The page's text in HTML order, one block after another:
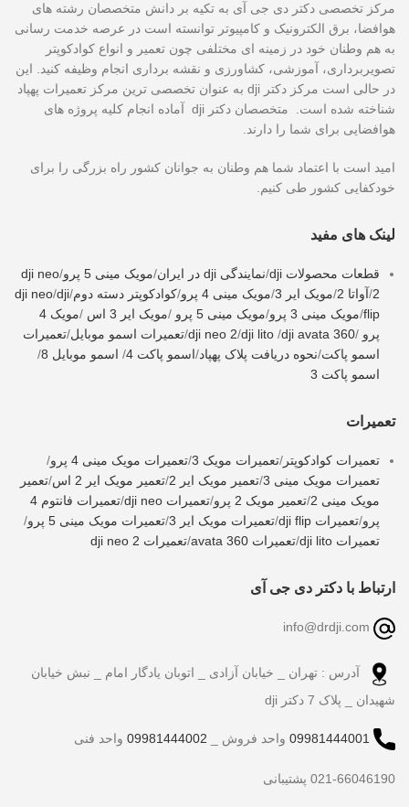
مرکز تخصصی دکتر دی جی آی به تکیه بر دانش متخصصان رشته های
هوافضا، برق الکترونیک و کامپیوتر توانسته است در عرصه خدمت رسانی
به هم وطنان خود در زمینه ای مختلفی چون تعمیر و انواع کوادکوپتر
تصویربرداری، آموزشی، کشاورزی و نقشه برداری انجام وظیفه کنید. این
در حالی است مرکز دکتر dji به عنوان تخصصی ترین مرکز تعمیرات پهپاد
شناخته شده است. متخصصان دکتر dji آماده انجام کلیه پروژه های
هوافضایی برای شما را دارند.
امید است با اعتماد شما هم وطنان به جوانان کشور راه بزرگی را برای
خودکفایی کشور طی کنیم.
لینک های مفید
قطعات محصولات dji /نمایندگی dji در ایران /مویک مینی 5 پرو /
dji neo
2
/آواتا 2 /مویک ایر 3 /مویک مینی 4 پرو /کوادکوپتر دسته دوم/
dji neo/dji
flip
/مویک مینی 3 پرو /مویک مینی 5 پرو /مویک ایر 3 اس /
مویک 4
پرو /
dji neo 2/dji lito /dji avata 360
/تعمیرات اسمو موبایل/تعمیرات
اسمو پاکت/نحوه دریافت پلاک پهپاد/اسمو پاکت 4 / اسمو موبایل 8
/
اسمو پاکت 3
تعمیرات
تعمیرات کوادکوپتر /تعمیرات مویک 3 /تعمیرات مویک مینی 4 پرو
/
تعمیرات مویک مینی 3
/تعمیر مویک ایر 2 /تعمیر مویک ایر 2 اس /تعمیر
مویک مینی 2
/تعمیر مویک 2 پرو /تعمیرات dji neo /
تعمیرات فانتوم 4
پرو/تعمیرات dji flip /تعمیرات مویک ایر 3 /تعمیرات مویک مینی 5 پرو
/
تعمیرات dji lito
/تعمیرات avata 360 /تعمیرات dji neo 2
ارتباط با دکتر دی جی آی
آدرس : تهران _ خیابان آزادی _ اتوبان یادگار امام _ نبش خیابان
شهیدان _ پلاک 7 دکتر dji
09981444001 واحد فروش _ 09981444002 واحد فنی
021-66046190 پشتیبانی